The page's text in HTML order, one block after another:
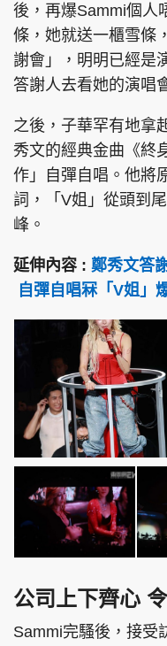
後，再爆Sammi個人
條，她就送一櫃雪條
謝會」，明明已經是
答謝人去看她的演唱
之後，子華罕有地拿
秀文的經典金曲《終
作」自彈自唱。他將
詞，「V姐」從頭到
峰。
延伸內容 : 鄭秀文答
自彈自唱冧「V姐」
公司上下齊心
Sammi完騷後，接受